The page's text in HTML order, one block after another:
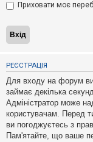
Т
м
и
б
з
в
і
д
п
о
в
і
д
е
Приховати моє
РЕЄСТРАЦІЯ
Для входу на форум ви
займає декілька
Адміністратор може
користувачам. Перед
ви погоджуєтесь з
Пам'ятайте, що ваше